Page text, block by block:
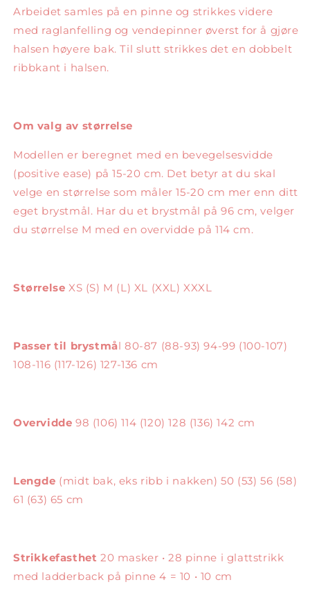
Arbeidet samles på en pinne og strikkes videre
med raglanfelling og vendepinner øverst for å gjøre
halsen høyere bak. Til slutt strikkes det en dobbelt
ribbkant i halsen.
Om valg av størrelse
Modellen er beregnet med en bevegelsesvidde
(positive ease) på 15-20 cm. Det betyr at du skal
velge en størrelse som måler 15-20 cm mer enn ditt
eget brystmål. Har du et brystmål på 96 cm, velger
du størrelse M med en overvidde på 114 cm.
Størrelse XS (S) M (L) XL (XXL) XXXL
Passer til brystmål 80-87 (88-93) 94-99 (100-107)
108-116 (117-126) 127-136 cm
Overvidde 98 (106) 114 (120) 128 (136) 142 cm
Lengde (midt bak, eks ribb i nakken) 50 (53) 56 (58)
61 (63) 65 cm
Strikkefasthet 20 masker • 28 pinne i glattstrikk
med ladderback på pinne 4 = 10 • 10 cm